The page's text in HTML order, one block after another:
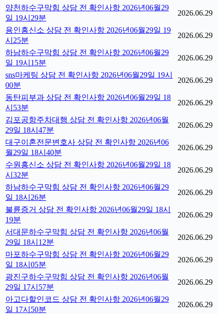
양천하수구막힘 상담 전 확인사항 2026년06월29
일 19시29분
2026.06.29
용인흥신소 상담 전 확인사항 2026년06월29일 19
시25분
2026.06.29
하남하수구막힘 상담 전 확인사항 2026년06월29
일 19시15분
2026.06.29
sns마케팅 상담 전 확인사항 2026년06월29일 19시
00분
2026.06.29
동탄피부과 상담 전 확인사항 2026년06월29일 18
시53분
2026.06.29
김포공항주차대행 상담 전 확인사항 2026년06월
29일 18시47분
2026.06.29
대구이혼전문변호사 상담 전 확인사항 2026년06
월29일 18시40분
2026.06.29
수원흥신소 상담 전 확인사항 2026년06월29일 18
시32분
2026.06.29
하남하수구막힘 상담 전 확인사항 2026년06월29
일 18시26분
2026.06.29
불륜증거 상담 전 확인사항 2026년06월29일 18시
19분
2026.06.29
서대문하수구막힘 상담 전 확인사항 2026년06월
29일 18시12분
2026.06.29
마포하수구막힘 상담 전 확인사항 2026년06월29
일 18시05분
2026.06.29
광진구하수구막힘 상담 전 확인사항 2026년06월
29일 17시57분
2026.06.29
아고다할인코드 상담 전 확인사항 2026년06월29
일 17시50분
2026.06.29